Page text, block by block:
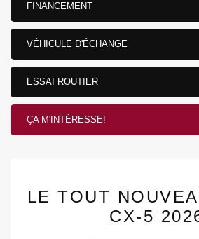
FINANCEMENT
VÉHICULE D'ÉCHANGE
ESSAI ROUTIER
ÇA M'INTÉRESSE!
LE TOUT
CX-5